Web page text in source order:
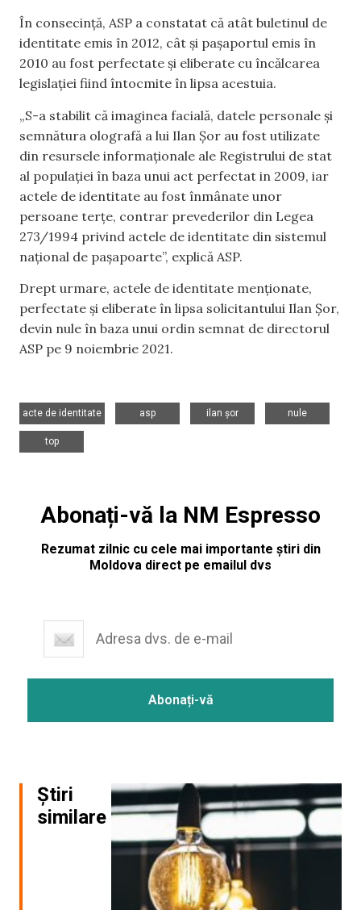
În consecință, ASP a constatat că atât buletinul de
identitate emis în 2012, cât și pașaportul emis în
2010 au fost perfectate și eliberate cu încălcarea
legislației fiind întocmite în lipsa acestuia.
„S-a stabilit că imaginea facială, datele personale și
semnătura olografă a lui Ilan Șor au fost utilizate
din resursele informaționale ale Registrului de stat
al populației în baza unui act perfectat in 2009, iar
actele de identitate au fost înmânate unor
persoane terțe, contrar prevederilor din Legea
273/1994 privind actele de identitate din sistemul
național de pașapoarte”, explică ASP.
Drept urmare, actele de identitate menționate,
perfectate și eliberate în lipsa solicitantului Ilan Șor,
devin nule în baza unui ordin semnat de directorul
ASP pe 9 noiembrie 2021.
acte de identitate
asp
ilan șor
nule
top
Abonați-vă la NM Espresso
Rezumat zilnic cu cele mai importante știri din
Moldova direct pe emailul dvs
Știri
similare